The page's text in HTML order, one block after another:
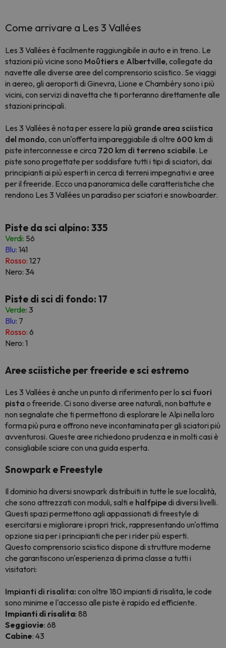
Come arrivare a Les 3 Vallées
Les 3 Vallées è facilmente raggiungibile in auto e in treno. Le
stazioni più vicine sono Moûtiers e Albertville, collegate da
navette alle diverse aree del comprensorio sciistico. Se viaggi
in aereo, gli aeroporti di Ginevra, Lione e Chambéry sono i più
vicini, con servizi di navetta che ti porteranno direttamente alle
stazioni principali.
Les 3 Vallées è nota per essere la più grande area sciistica
del mondo, con un'offerta impareggiabile di oltre 600 km di
piste interconnesse e circa 720 km di terreno sciabile. Le
piste sono progettate per soddisfare tutti i tipi di sciatori, dai
principianti ai più esperti in cerca di terreni impegnativi e aree
per il freeride. Ecco una panoramica delle caratteristiche che
rendono Les 3 Vallées un paradiso per sciatori e snowboarder.
Piste da sci alpino: 335
Verdi: 56
Blu: 141
Rosso: 127
Nero: 34
Piste di sci di fondo: 17
Verde: 3
Blu: 7
Rosso: 6
Nero: 1
Aree sciistiche per freeride e sci estremo
Les 3 Vallées è anche un punto di riferimento per lo sci fuori
pista o freeride. Ci sono diverse aree naturali, non battute e
non segnalate che ti permettono di esplorare le Alpi nella loro
forma più pura e offrono neve incontaminata per gli sciatori più
avventurosi. Queste aree richiedono prudenza e in molti casi è
consigliabile sciare con una guida esperta.
Snowpark e Freestyle
Il dominio ha diversi snowpark distribuiti in tutte le sue località,
che sono attrezzati con moduli, salti e halfpipedi diversi livelli.
Questi spazi permettono agli appassionati di freestyle di
esercitarsi e migliorare i propri trick, rappresentando un'ottima
opzione sia per i principianti che per i rider più esperti.
Questo comprensorio sciistico dispone di strutture moderne
che garantiscono un'esperienza di prima classe a tutti i
visitatori:
Impianti di risalita: con oltre 180 impianti di risalita, le code
sono minime e l'accesso alle piste è rapido ed efficiente.
Impianti di risalita: 88
Seggiovie: 68
Cabine: 43